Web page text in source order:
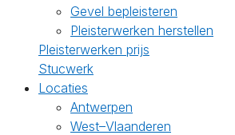
Gevel bepleisteren
Pleisterwerken herstellen
Pleisterwerken prijs
Stucwerk
Locaties
Antwerpen
West–Vlaanderen